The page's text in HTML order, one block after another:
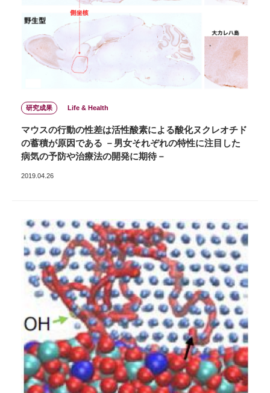
研究成果 Life & Health
マウスの行動の性差は活性酸素による酸化ヌクレオチド
の蓄積が原因である －男女それぞれの特性に注目した
病気の予防や治療法の開発に期待－
2019.04.26